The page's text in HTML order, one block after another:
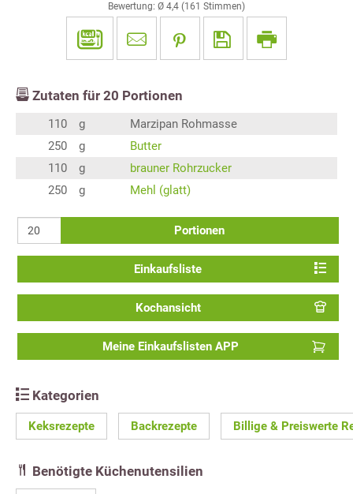
Bewertung: Ø 4,4 (161 Stimmen)
Zutaten für 20 Portionen
110 g
Marzipan Rohmasse
250
g
Butter
110
g
brauner Rohrzucker
250
g Mehl (glatt)
Portionen
Einkaufsliste
Kochansicht
Meine Einkaufslisten APP
Kategorien
Keksrezepte Backrezepte Billige & Preiswerte
Benötigte Küchenutensilien